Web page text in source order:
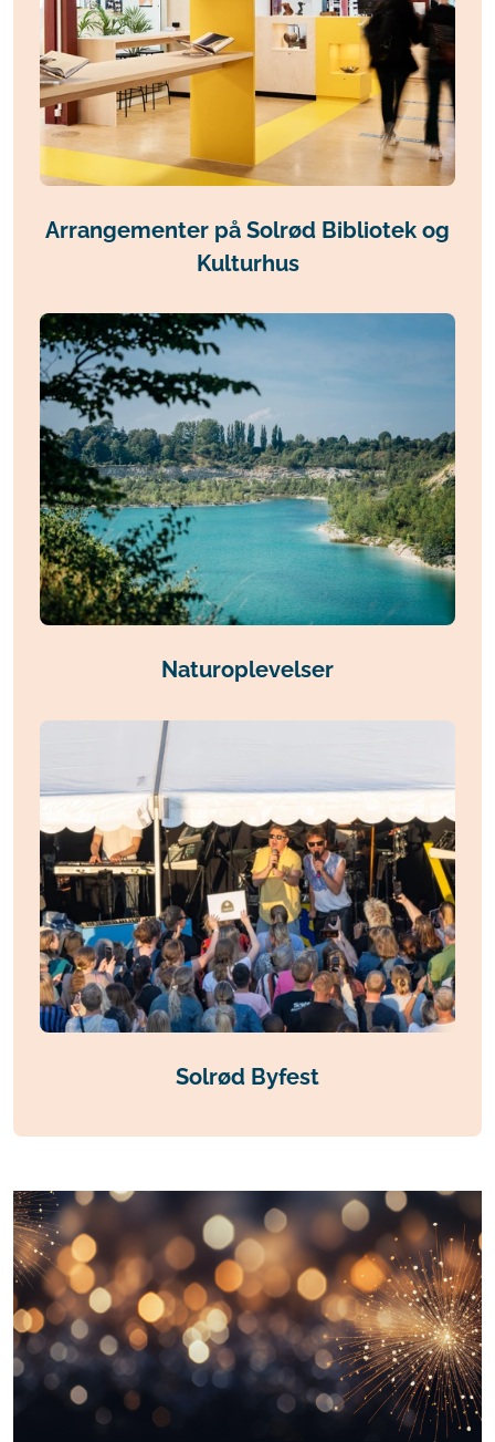
Arrangementer på Solrød Bibliotek og
Kulturhus
Naturoplevelser
Solrød Byfest